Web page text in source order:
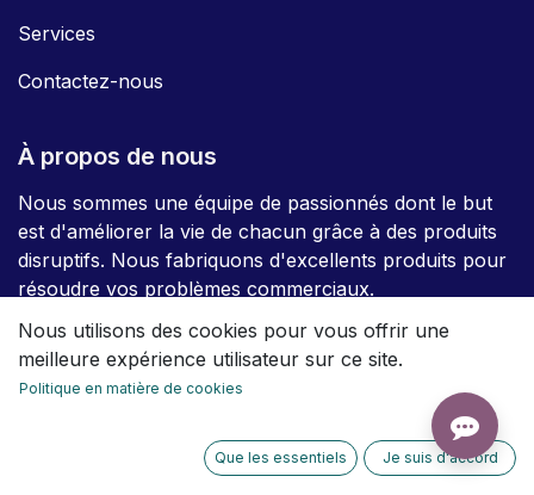
Services
Contactez-nous
À propos de nous
Nous sommes une équipe de passionnés dont le but
est d'améliorer la vie de chacun grâce à des produits
disruptifs. Nous fabriquons d'excellents produits pour
résoudre vos problèmes commerciaux.
Nos produits sont conçus pour les petites et
moyennes entreprises désireuses d'optimiser leurs
performances.
Nous utilisons des cookies pour vous offrir une
meilleure expérience utilisateur sur ce site.
Politique en matière de cookies
Que les essentiels Je suis d'accord